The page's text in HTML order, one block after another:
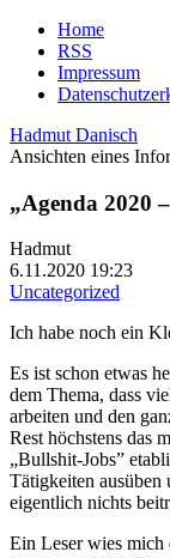
Home
RSS
Impressum
Hadmut Danisch
Ansichten eines
„Agenda 2020
Hadmut
6.11.2020 19:23
Uncategorized
Ich habe noch ein
Es ist schon etwas
dem Thema, dass
arbeiten und den
Rest höchstens das
„Bullshit-Jobs”
Tätigkeiten
eigentlich nichts
Ein Leser wies mich